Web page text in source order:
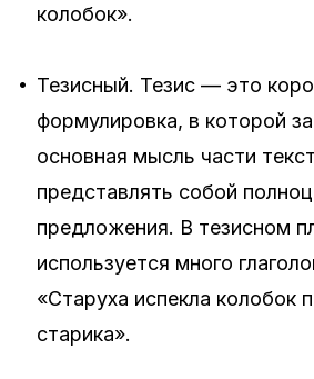
колобок».
• Тезисный. Тезис — это
формулировка, в которой
основная мысль части
представлять собой
предложения. В тезисном
используется много
«Старуха испекла колобок
старика».